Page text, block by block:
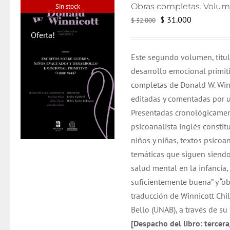
Sin stock
Oferta!
$32.000 El
era:
$ 32.000.
$ 31.000
es:
$ 31.000.
Este segundo volumen,
desarrollo emocional
completas de Donald W.
editadas y comentadas por
Presentadas
psicoanalista inglés
niños y niñas, textos
temáticas que siguen
salud mental en la infancia,
suficientemente buena” y
traducción de Winnicott
Bello (UNAB), a través de
[Despacho del libro: